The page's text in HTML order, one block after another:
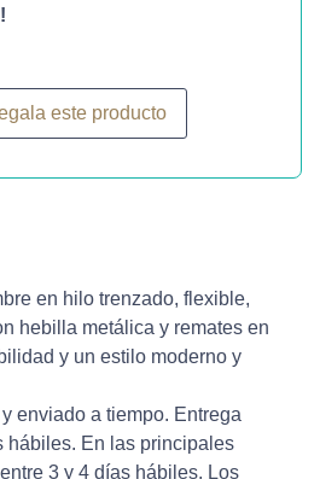
este producto
en hilo trenzado, flexible,
hebilla metálica y remates en
y un estilo moderno y
enviado a tiempo. Entrega
hábiles. En las principales
3 y 4 días hábiles. Los